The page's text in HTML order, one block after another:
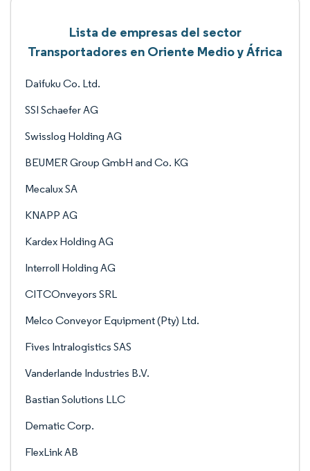
Lista de empresas del sector
Transportadores en Oriente Medio y África
Daifuku Co. Ltd.
SSI Schaefer AG
Swisslog Holding AG
BEUMER Group GmbH and Co. KG
Mecalux SA
KNAPP AG
Kardex Holding AG
Interroll Holding AG
CITCOnveyors SRL
Melco Conveyor Equipment (Pty) Ltd.
Fives Intralogistics SAS
Vanderlande Industries B.V.
Bastian Solutions LLC
Dematic Corp.
FlexLink AB